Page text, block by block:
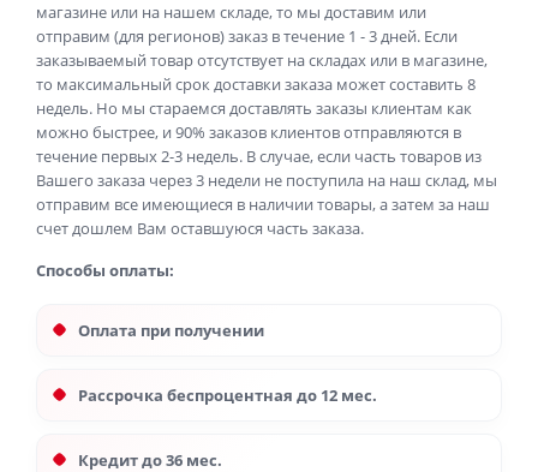
магазине или на нашем складе, то мы доставим или
отправим (для регионов) заказ в течение 1 - 3 дней. Если
заказываемый товар отсутствует на складах или в магазине,
то максимальный срок доставки заказа может составить 8
недель. Но мы стараемся доставлять заказы клиентам как
можно быстрее, и 90% заказов клиентов отправляются в
течение первых 2-3 недель. В случае, если часть товаров из
Вашего заказа через 3 недели не поступила на наш склад, мы
отправим все имеющиеся в наличии товары, а затем за наш
счет дошлем Вам оставшуюся часть заказа.
Способы оплаты:
Оплата при получении
Рассрочка беспроцентная до 12 мес.
Кредит до 36 мес.